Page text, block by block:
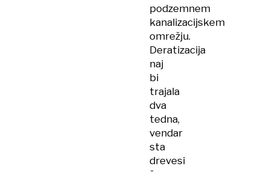
podzemnem
kanalizacijskem
omrežju.
Deratizacija
naj
bi
trajala
dva
tedna,
vendar
sta
drevesi